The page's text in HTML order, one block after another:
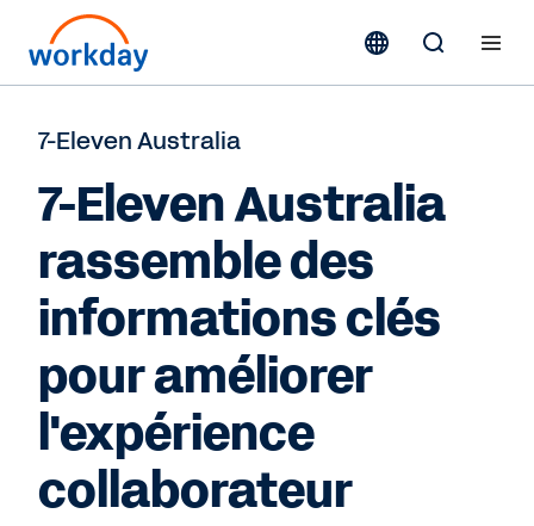
7-Eleven Australia
7-Eleven Australia
rassemble des
informations clés
pour améliorer
l'expérience
collaborateur